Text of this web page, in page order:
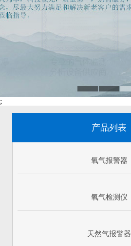
;
产品列表
氧气报警器
氧气检测仪
天然气报警器